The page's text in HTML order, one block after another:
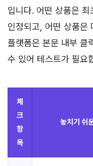
입니다. 어떤 상품은
인정되고, 어떤 상품은
플랫폼은 본문 내부 클
수 있어 테스트가 필요
체
크
항
목
놓치기 쉬